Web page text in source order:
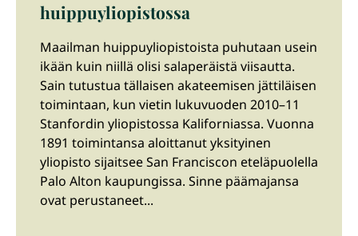
huippuyliopistossa
Maailman huippuyliopistoista puhutaan usein
ikään kuin niillä olisi salaperäistä viisautta.
Sain tutustua tällaisen akateemisen jättiläisen
toimintaan, kun vietin lukuvuoden 2010–11
Stanfordin yliopistossa Kaliforniassa. Vuonna
1891 toimintansa aloittanut yksityinen
yliopisto sijaitsee San Franciscon eteläpuolella
Palo Alton kaupungissa. Sinne päämajansa
ovat perustaneet...